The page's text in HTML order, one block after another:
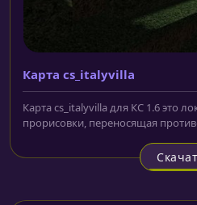
Карта cs_italyvilla
Карта cs_italyvilla для КС 1.6 это
прорисовки, переносящая